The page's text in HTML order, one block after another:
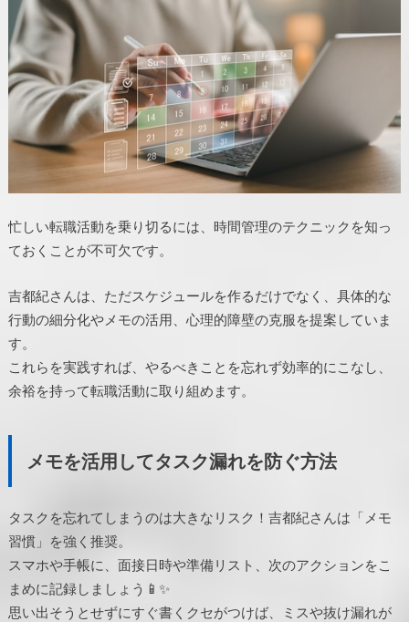
忙しい転職活動を乗り切るには、時間管理のテクニックを知っ
ておくことが不可欠です。
吉都紀さんは、ただスケジュールを作るだけでなく、具体的な
行動の細分化やメモの活用、心理的障壁の克服を提案していま
す。
これらを実践すれば、やるべきことを忘れず効率的にこなし、
余裕を持って転職活動に取り組めます。
メモを活用してタスク漏れを防ぐ方法
タスクを忘れてしまうのは大きなリスク！吉都紀さんは「メモ
習慣」を強く推奨。
スマホや手帳に、面接日時や準備リスト、次のアクションをこ
まめに記録しましょう📱✨
思い出そうとせずにすぐ書くクセがつけば、ミスや抜け漏れが